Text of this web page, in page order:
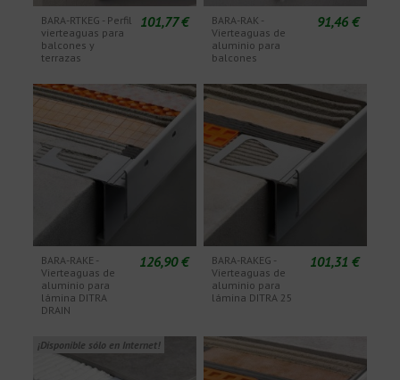
BARA-RTKEG - Perfil
vierteaguas para
balcones y
terrazas
101,77 €
BARA-RAK -
Vierteaguas de
aluminio para
balcones
91,46 €
BARA-RAKE -
Vierteaguas de
aluminio para
lámina DITRA
DRAIN
126,90 €
BARA-RAKEG -
Vierteaguas de
aluminio para
lámina DITRA 25
101,31 €
¡Disponible sólo en Internet!